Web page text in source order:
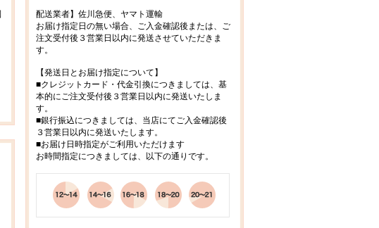
配送業者】佐川急便、ヤマト運輸
お届け指定日の無い場合、ご入金確認後または、ご
注文受付後３営業日以内に発送させていただきま
す。
【発送日とお届け指定について】
■クレジットカード・代金引換につきましては、基
本的にご注文受付後３営業日以内に発送いたしま
す。
■銀行振込につきましては、当店にてご入金確認後
３営業日以内に発送いたします。
■お届け日時指定がご利用いただけます
お時間指定につきましては、以下の通りです。